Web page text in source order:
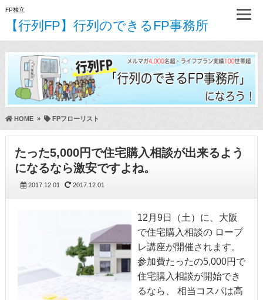
FP独立
【行列FP】行列のできるFP事務所
HOME» FPフローリスト
たった5,000円で住宅購入相談が出来るよう
になるなら激安ですよね。
2017.12.01 2017.12.01
12月9日（土）に、大阪
で住宅購入相談の ロープ
レ講座が開催されます。
参加費たったの5,000円で
住宅購入相談が開始でき
るなら、 相当コスパは高